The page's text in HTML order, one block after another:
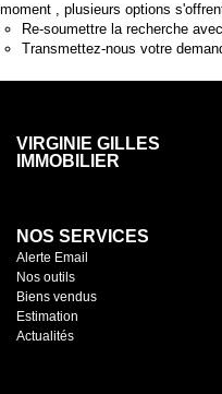
moment , plusieurs options
Re-soumettre la recherche
Transmettez-nous votre
VIRGINIE GILLES
IMMOBILIER
NOS SERVICES
Alerte Email
Nos outils
Biens vendus
Estimation
Actualités